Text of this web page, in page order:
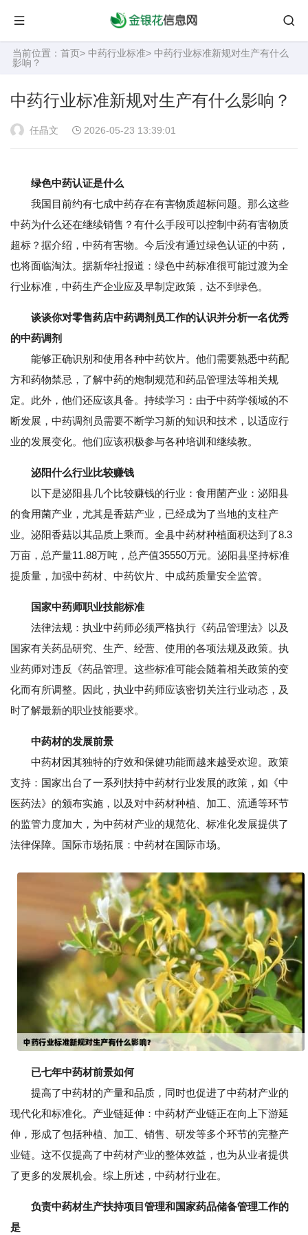
当前位置： 首页> 中药行业标准> 中药行业标准新规对生产有什么
影响？
中药行业标准新规对生产有什么影响？
任晶文 2026-05-23 13:39:01
绿色中药认证是什么
我国目前约有七成中药存在有害物质超标问题。那么这些
中药为什么还在继续销售？有什么手段可以控制中药有害物质
超标？据介绍，中药有害物。今后没有通过绿色认证的中药，
也将面临淘汰。据新华社报道：绿色中药标准很可能过渡为全
行业标准，中药生产企业应及早制定政策，达不到绿色。
谈谈你对零售药店中药调剂员工作的认识并分析一名优秀
的中药调剂
能够正确识别和使用各种中药饮片。他们需要熟悉中药配
方和药物禁忌，了解中药的炮制规范和药品管理法等相关规
定。此外，他们还应该具备。持续学习：由于中药学领域的不
断发展，中药调剂员需要不断学习新的知识和技术，以适应行
业的发展变化。他们应该积极参与各种培训和继续教。
泌阳什么行业比较赚钱
以下是泌阳县几个比较赚钱的行业：食用菌产业：泌阳县
的食用菌产业，尤其是香菇产业，已经成为了当地的支柱产
业。泌阳香菇以其品质上乘而。全县中药材种植面积达到了8.3
万亩，总产量11.88万吨，总产值35550万元。泌阳县坚持标准
提质量，加强中药材、中药饮片、中成药质量安全监管。
国家中药师职业技能标准
法律法规：执业中药师必须严格执行《药品管理法》以及
国家有关药品研究、生产、经营、使用的各项法规及政策。执
业药师对违反《药品管理。这些标准可能会随着相关政策的变
化而有所调整。因此，执业中药师应该密切关注行业动态，及
时了解最新的职业技能要求。
中药材的发展前景
中药材因其独特的疗效和保健功能而越来越受欢迎。政策
支持：国家出台了一系列扶持中药材行业发展的政策，如《中
医药法》的颁布实施，以及对中药材种植、加工、流通等环节
的监管力度加大，为中药材产业的规范化、标准化发展提供了
法律保障。国际市场拓展：中药材在国际市场。
已七年中药材前景如何
提高了中药材的产量和品质，同时也促进了中药材产业的
现代化和标准化。产业链延伸：中药材产业链正在向上下游延
伸，形成了包括种植、加工、销售、研发等多个环节的完整产
业链。这不仅提高了中药材产业的整体效益，也为从业者提供
了更多的发展机会。综上所述，中药材行业在。
负责中药材生产扶持项目管理和国家药品储备管理工作的
是